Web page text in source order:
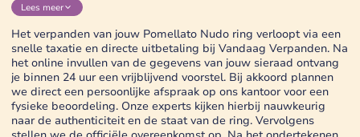
Lees meer
Het verpanden van jouw Pomellato Nudo ring verloopt via een
snelle taxatie en directe uitbetaling bij Vandaag Verpanden. Na
het online invullen van de gegevens van jouw sieraad ontvang
je binnen 24 uur een vrijblijvend voorstel. Bij akkoord plannen
we direct een persoonlijke afspraak op ons kantoor voor een
fysieke beoordeling. Onze experts kijken hierbij nauwkeurig
naar de authenticiteit en de staat van de ring. Vervolgens